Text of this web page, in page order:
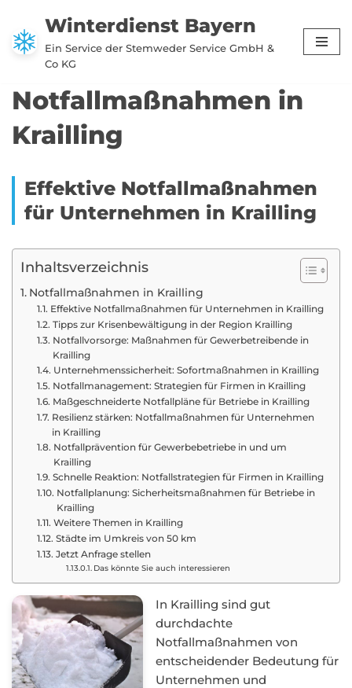
Zum
Inhalt
Winterdienst Bayern
Ein Service der Stemweder Service GmbH &
Co KG
Notfallmaßnahmen in
Krailling
Effektive Notfallmaßnahmen
für Unternehmen in Krailling
Inhaltsverzeichnis
Notfallmaßnahmen in Krailling
Effektive Notfallmaßnahmen für Unternehmen in Krailling
Tipps zur Krisenbewältigung in der Region Krailling
Notfallvorsorge: Maßnahmen für Gewerbetreibende in
Krailling
Unternehmenssicherheit: Sofortmaßnahmen in Krailling
Notfallmanagement: Strategien für Firmen in Krailling
Maßgeschneiderte Notfallpläne für Betriebe in Krailling
Resilienz stärken: Notfallmaßnahmen für Unternehmen
in Krailling
Notfallprävention für Gewerbebetriebe in und um
Krailling
Schnelle Reaktion: Notfallstrategien für Firmen in Krailling
Notfallplanung: Sicherheitsmaßnahmen für Betriebe in
Krailling
Weitere Themen in Krailling
Städte im Umkreis von 50 km
Jetzt Anfrage stellen
Das könnte Sie auch interessieren
In Krailling sind gut
durchdachte
Notfallmaßnahmen von
entscheidender Bedeutung für
Unternehmen und